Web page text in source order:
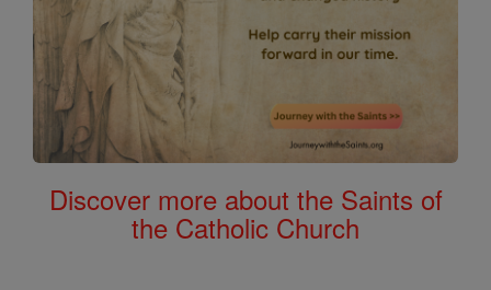
Discover more about the Saints of
the Catholic Church